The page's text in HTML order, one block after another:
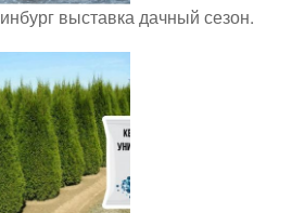
выставка дачный сезон.